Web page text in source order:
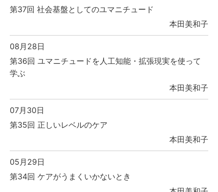
第37回 社会基盤としてのユマニチュード
本田美和子
08月28日
第36回 ユマニチュードを人工知能・拡張現実を使って
学ぶ
本田美和子
07月30日
第35回 正しいレベルのケア
本田美和子
05月29日
第34回 ケアがうまくいかないとき